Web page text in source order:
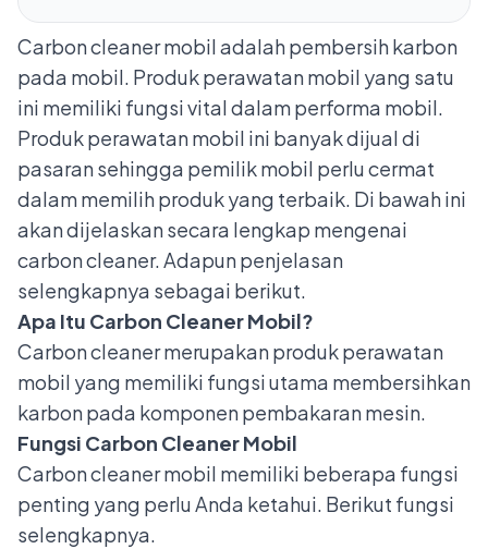
Carbon cleaner mobil adalah pembersih karbon
pada mobil. Produk perawatan mobil yang satu
ini memiliki fungsi vital dalam performa mobil.
Produk perawatan mobil ini banyak dijual di
pasaran sehingga pemilik mobil perlu cermat
dalam memilih produk yang terbaik. Di bawah ini
akan dijelaskan secara lengkap mengenai
carbon cleaner. Adapun penjelasan
selengkapnya sebagai berikut.
Apa Itu Carbon Cleaner Mobil?
Carbon cleaner merupakan produk perawatan
mobil yang memiliki fungsi utama membersihkan
karbon pada komponen pembakaran mesin.
Fungsi Carbon Cleaner Mobil
Carbon cleaner mobil memiliki beberapa fungsi
penting yang perlu Anda ketahui. Berikut fungsi
selengkapnya.